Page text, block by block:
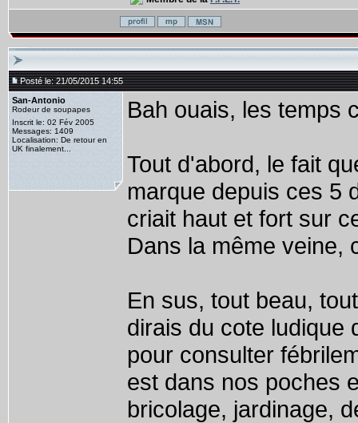
Posté le: 21/05/2015 14:55
San-Antonio
Rodeur de soupapes
Inscrit le: 02 Fév 2005
Messages: 1409
Localisation: De retour en
UK finalement...
Bah ouais, les temps
Tout d'abord, le fait
marque depuis ces 5
criait haut et fort sur
Dans la même veine,
En sus, tout beau,
dirais du cote ludique
pour consulter
est dans nos poches
bricolage, jardinage,